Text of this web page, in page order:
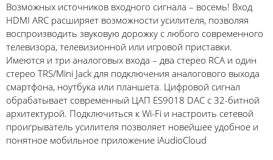
Возможных источников входного сигнала – восемь! Вход
HDMI ARC расширяет возможности усилителя, позволяя
воспроизводить звуковую дорожку с любого современного
телевизора, телевизионной или игровой приставки.
Имеются и три аналоговых входа – два стерео RCA и один
стерео TRS/Mini Jack для подключения аналогового выхода
смартфона, ноутбука или планшета. Цифровой сигнал
обрабатывает современный ЦАП ES9018 DAC с 32-битной
архитектурой. Подключиться к Wi-Fi и настроить сетевой
проигрыватель усилителя позволяет новейшее удобное и
понятное мобильное приложение iAudioCloud